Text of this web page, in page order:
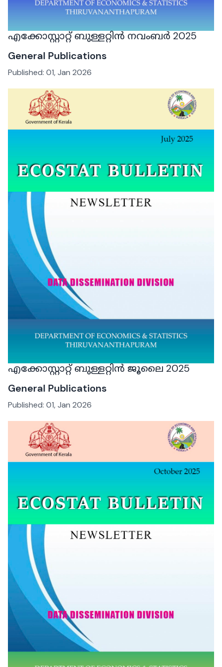
എക്കോസ്റ്റാറ്റ് ബുള്ളറ്റിൻ നവംബർ 2025
General Publications
Published: 01, Jan 2026
എക്കോസ്റ്റാറ്റ് ബുള്ളറ്റിൻ ജൂലൈ 2025
General Publications
Published: 01, Jan 2026